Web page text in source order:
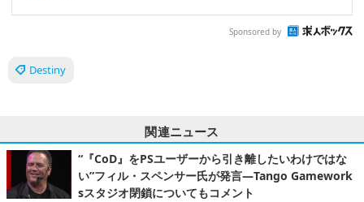
Sponsored by
Destiny
関連ニュース
“『CoD』をPSユーザーから引き離したいわけではな
い”フィル・スペンサー氏が発言―Tango Gamework
sスタジオ閉鎖についてもコメント